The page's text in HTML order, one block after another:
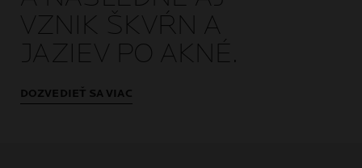
VZNIK ŠKVŔN A
JAZIEV PO AKNÉ.
DOZVEDIEŤ SA VIAC